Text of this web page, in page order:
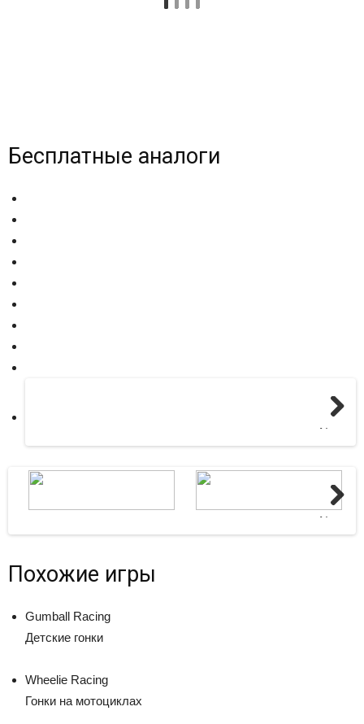
Бесплатные аналоги
Next
Next
Похожие игры
Gumball Racing
Детские гонки
Wheelie Racing
Гонки на мотоциклах